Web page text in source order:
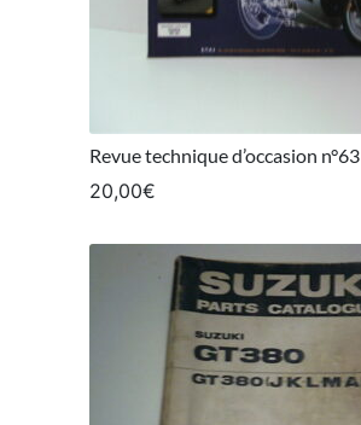
Revue technique d’occasion n°63
20,00€